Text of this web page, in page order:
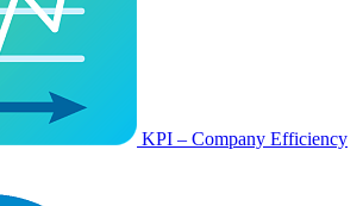
KPI – Company Efficiency